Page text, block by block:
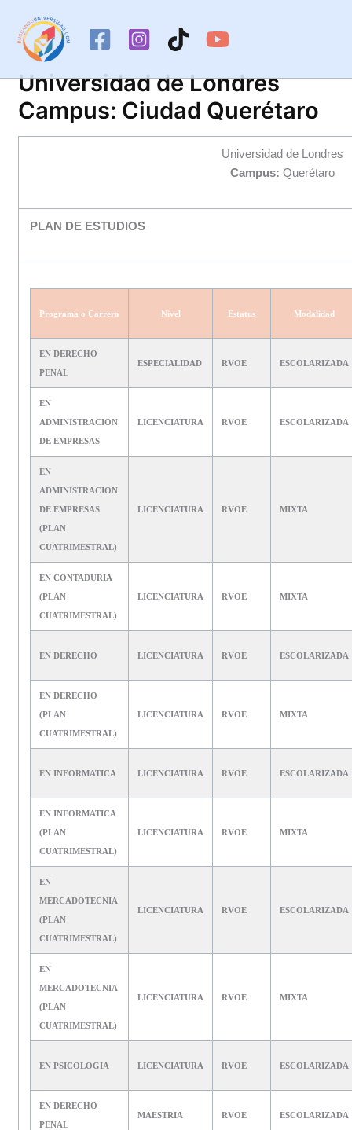
contenido
Universidad de Londres
Campus: Ciudad Querétaro
Universidad de Londres
Campus: Querétaro
PLAN DE ESTUDIOS
Programa o Carrera Nivel Estatus Modalidad
EN DERECHO
PENAL
ESPECIALIDAD RVOE ESCOLARIZADA
EN
ADMINISTRACION
DE EMPRESAS
LICENCIATURA RVOE ESCOLARIZADA
EN
ADMINISTRACION
DE EMPRESAS
(PLAN
CUATRIMESTRAL)
LICENCIATURA RVOE MIXTA
EN CONTADURIA
(PLAN
CUATRIMESTRAL)
LICENCIATURA RVOE MIXTA
EN DERECHO LICENCIATURA RVOE ESCOLARIZADA
EN DERECHO
(PLAN
CUATRIMESTRAL)
LICENCIATURA RVOE MIXTA
EN INFORMATICA LICENCIATURA RVOE ESCOLARIZADA
EN INFORMATICA
(PLAN
CUATRIMESTRAL)
LICENCIATURA RVOE MIXTA
EN
MERCADOTECNIA
(PLAN
CUATRIMESTRAL)
LICENCIATURA RVOE ESCOLARIZADA
EN
MERCADOTECNIA
(PLAN
CUATRIMESTRAL)
LICENCIATURA RVOE MIXTA
EN PSICOLOGIA LICENCIATURA RVOE ESCOLARIZADA
EN DERECHO
PENAL
MAESTRIA RVOE ESCOLARIZADA